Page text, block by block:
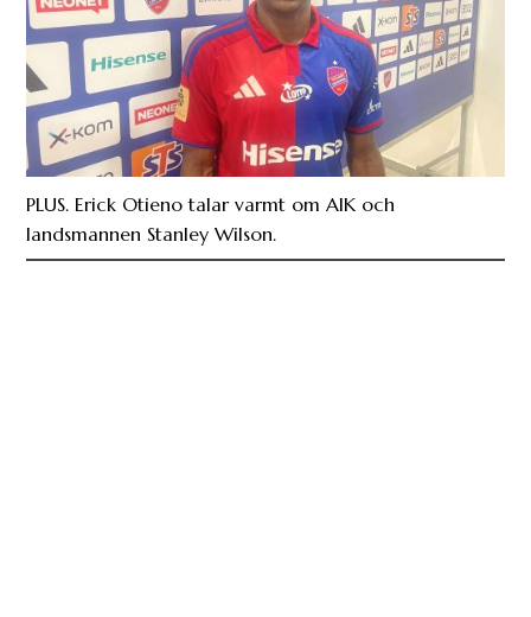
PLUS. Erick Otieno talar varmt om AIK och
landsmannen Stanley Wilson.